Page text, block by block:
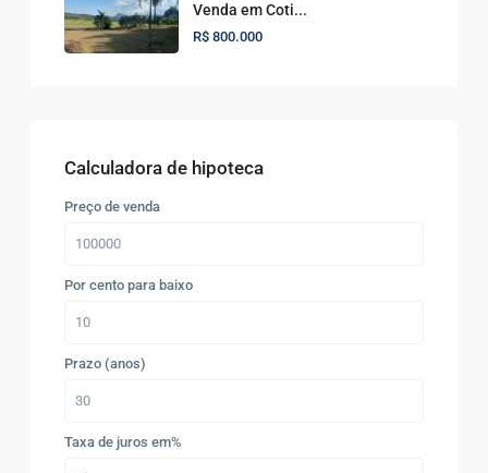
Venda em Coti...
R$ 800.000
Calculadora de hipoteca
Preço de venda
Por cento para baixo
Prazo (anos)
Taxa de juros em%